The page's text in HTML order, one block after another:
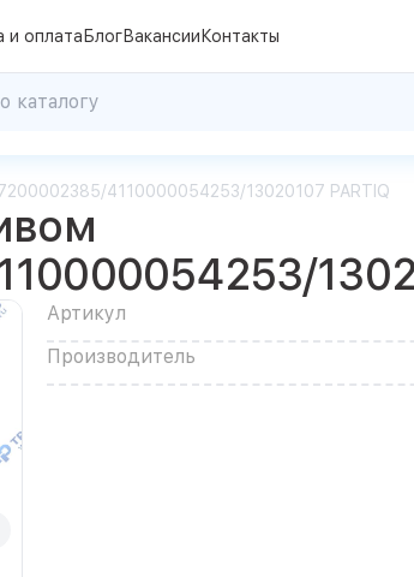
и оплата БлогВакансии Контакты
4110000054253/13020107 PARTIQ
Артикул
Производитель